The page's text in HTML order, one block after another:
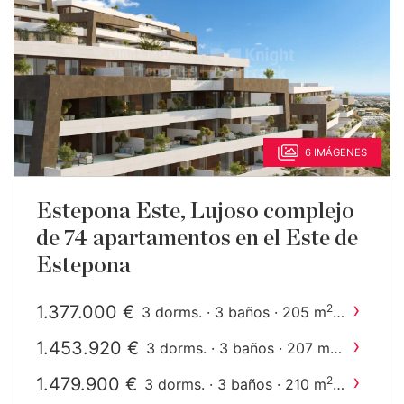
6 IMÁGENES
Estepona Este, Lujoso complejo
de 74 apartamentos en el Este de
Estepona
1.377.000 € 3 dorms. · 3 baños · 205 m2 ›
1.453.920 € 3 dorms. · 3 baños · 207 m ›
1.479.900 € 3 dorms. · 3 baños · 210 m2 ›